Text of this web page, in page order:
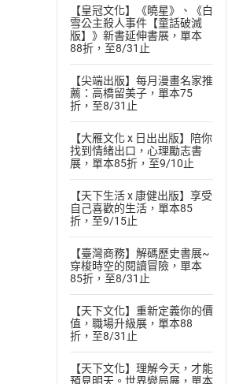
【皇冠文化】《曉星》、《白
雪公主殺人事件【童話破滅
版】》新書延伸書展，單本
88折，至8/31止
【尖端出版】每月漫畫名家推
薦：高橋留美子，單本75
折，至8/31止
【大雁文化 x 日出出版】陪你
找到情緒出口，心理勵志書
展，單本85折，至9/10止
【天下生活 x 康健出版】享受
自己喜歡的生活，單本85
折，至9/15止
【臺灣商務】解碼歷史書展~
穿梭時空的閱讀冒險，單本
85折，至8/31止
【天下文化】重新定義你的價
值，職場升級展，單本88
折，至8/31止
【天下文化】理解今天，才能
預見明天。世界變局展，單本